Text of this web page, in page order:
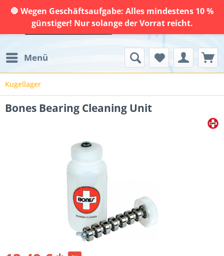
🛑 Wegen Geschäftsaufgabe: Alles mindestens 10 %
günstiger! Nur solange der Vorrat reicht.
Menü
Kugellager
Bones Bearing Cleaning Unit